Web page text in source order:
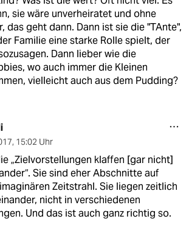
sie wäre unverheiratet und ohne
das geht dann. Dann ist sie die "TAnte",
Familie eine starke Rolle spielt, der
Dann lieber wie die
wo auch immer die Kleinen
vielleicht auch aus dem Pudding?
, 15:02 Uhr
„Zielvorstellungen klaffen [gar nicht]
Sie sind eher Abschnitte auf
Zeitstrahl. Sie liegen zeitlich
nicht in verschiedenen
Und das ist auch ganz richtig so.